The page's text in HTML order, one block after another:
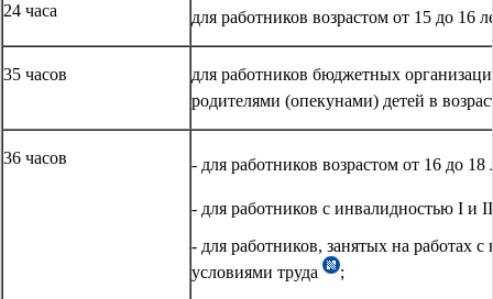
24 часа для работников возрастом от 15 до 16
35 часов
для работников бюджетных
родителями (опекунами) детей в
36 часов - для работников возрастом от 16 до 18
- для работников с инвалидностью I и
- для работников, занятых на работах
условиями труда
;